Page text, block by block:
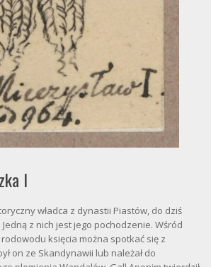
I
władca z dynastii Piastów, do dziś
z nich jest jego pochodzenie. Wśród
księcia można spotkać się z
on ze Skandynawii lub należał do